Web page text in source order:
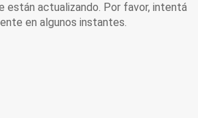
están actualizando. Por favor, intentá
en algunos instantes.